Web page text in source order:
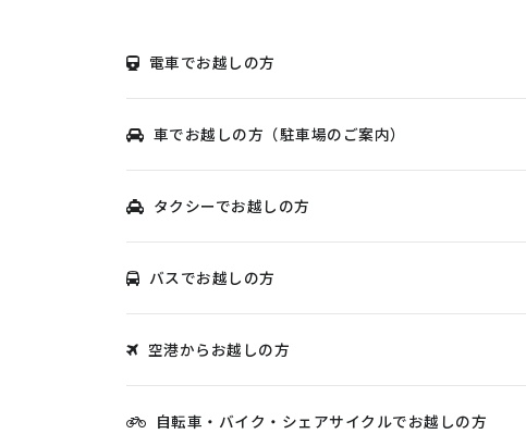
電車でお越しの方
車でお越しの方（駐車場のご案内）
タクシーでお越しの方
バスでお越しの方
空港からお越しの方
自転車・バイク・シェアサイクルでお越しの方